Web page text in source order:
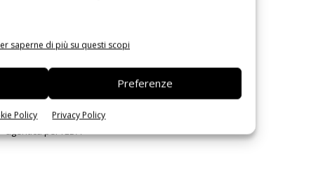
saperne di più su questi scopi
Preferenze
Policy Privacy Policy
Siemens e NVIDIA insieme sull’IA
agentica per l’EDA